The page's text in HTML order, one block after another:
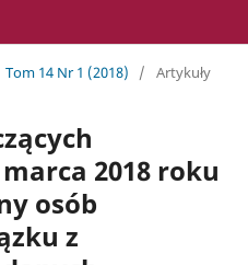
Tom 14 Nr 1 (2018) / Artykuły
2018 roku
osób
z